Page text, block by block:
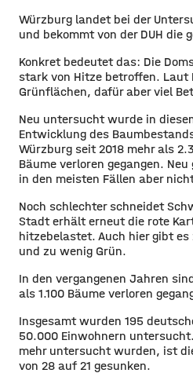
Würzburg landet bei der
und bekommt von der DUH die
Konkret bedeutet das: Die
stark von Hitze betroffen. Laut
Grünflächen, dafür aber viel
Neu untersucht wurde in
Entwicklung des
Würzburg seit 2018 mehr als
Bäume verloren gegangen.
in den meisten Fällen aber
Noch schlechter schneidet
Stadt erhält erneut die rote
hitzebelastet. Auch hier gibt
und zu wenig Grün.
In den vergangenen Jahren
als 1.100 Bäume verloren
Insgesamt wurden 195
50.000 Einwohnern
mehr untersucht wurden, ist
von 28 auf 21 gesunken.